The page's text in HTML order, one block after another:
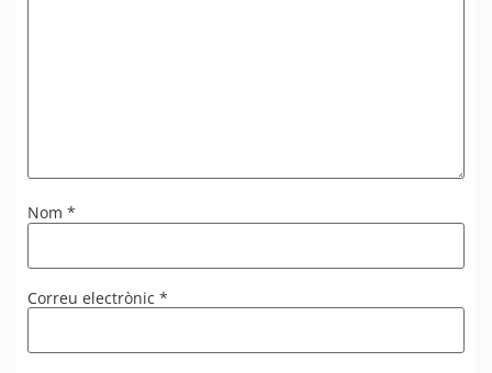
Nom *
Correu electrònic *